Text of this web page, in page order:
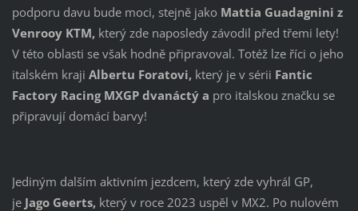
podporu davu bude moci, stejně jako Mattia Guadagnini z
Venrooy KTM,který zde naposledy závodil před třemi lety!
V této oblasti se však hodně připravoval. Totéž lze říci o jeho
italském kraji Albertu Foratovi,který je v sérii Fantic
Factory Racing MXGP dvanáctý a pro italskou značku se
připravují domácí barvy!
Jediným dalším aktivním jezdcem, který zde vyhrál GP,
je Jago Geerts,který v roce 2023 uspěl v MX2. Po nulovém